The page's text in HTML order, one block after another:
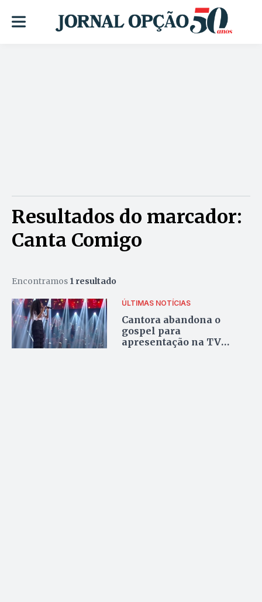
Resultados do marcador:
Canta Comigo
Encontramos 1 resultado
ÚLTIMAS NOTÍCIAS
Cantora abandona o
gospel para
apresentação na TV